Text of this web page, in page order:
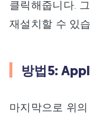
클릭해줍니다.
재설치할 수 있
방법5:
마지막으로 위